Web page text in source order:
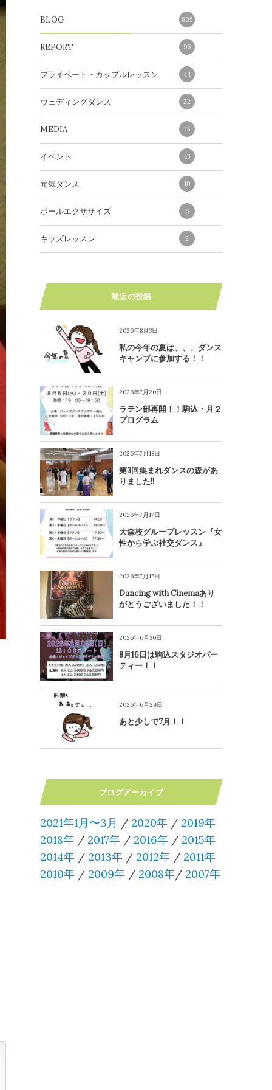
BLOG 805
REPORT 96
プライベート・カップルレッスン 44
ウェディングダンス 22
MEDIA 15
イベント 13
元気ダンス 10
ボールエクササイズ 3
キッズレッスン 2
最近の投稿
2026年8月3日
私の今年の夏は、、、ダンス
キャンプに参加する！！
2026年7月20日
ラテン部再開！！駒込・月２
プログラム
2026年7月18日
第3回集まれダンスの森があ
りました!!
2026年7月17日
大森校グループレッスン『女
性から学ぶ社交ダンス』
2026年7月15日
Dancing with Cinemaあり
がとうございました！！
2026年6月30日
8月16日は駒込スタジオパー
ティー！！
2026年6月29日
あと少しで7月！！
ブログアーカイブ
2021年1月〜3月 / 2020年 / 2019年
2018年 / 2017年 / 2016年 / 2015年
2014年 / 2013年 / 2012年 / 2011年
2010年 / 2009年 / 2008年/ 2007年